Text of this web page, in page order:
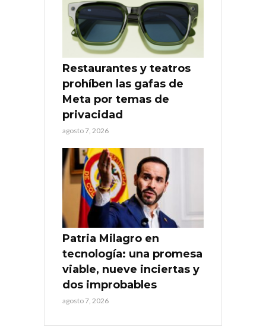
Restaurantes y teatros
prohíben las gafas de
Meta por temas de
privacidad
agosto 7, 2026
Patria Milagro en
tecnología: una promesa
viable, nueve inciertas y
dos improbables
agosto 7, 2026